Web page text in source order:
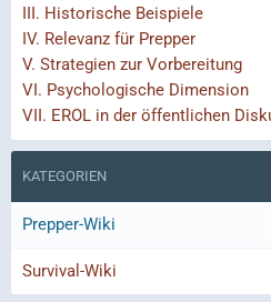
III. Historische Beispiele
IV. Relevanz für Prepper
V. Strategien zur Vorbereitung
VI. Psychologische Dimension
VII. EROL in der öffentlichen
KATEGORIEN
Prepper-Wiki
Survival-Wiki